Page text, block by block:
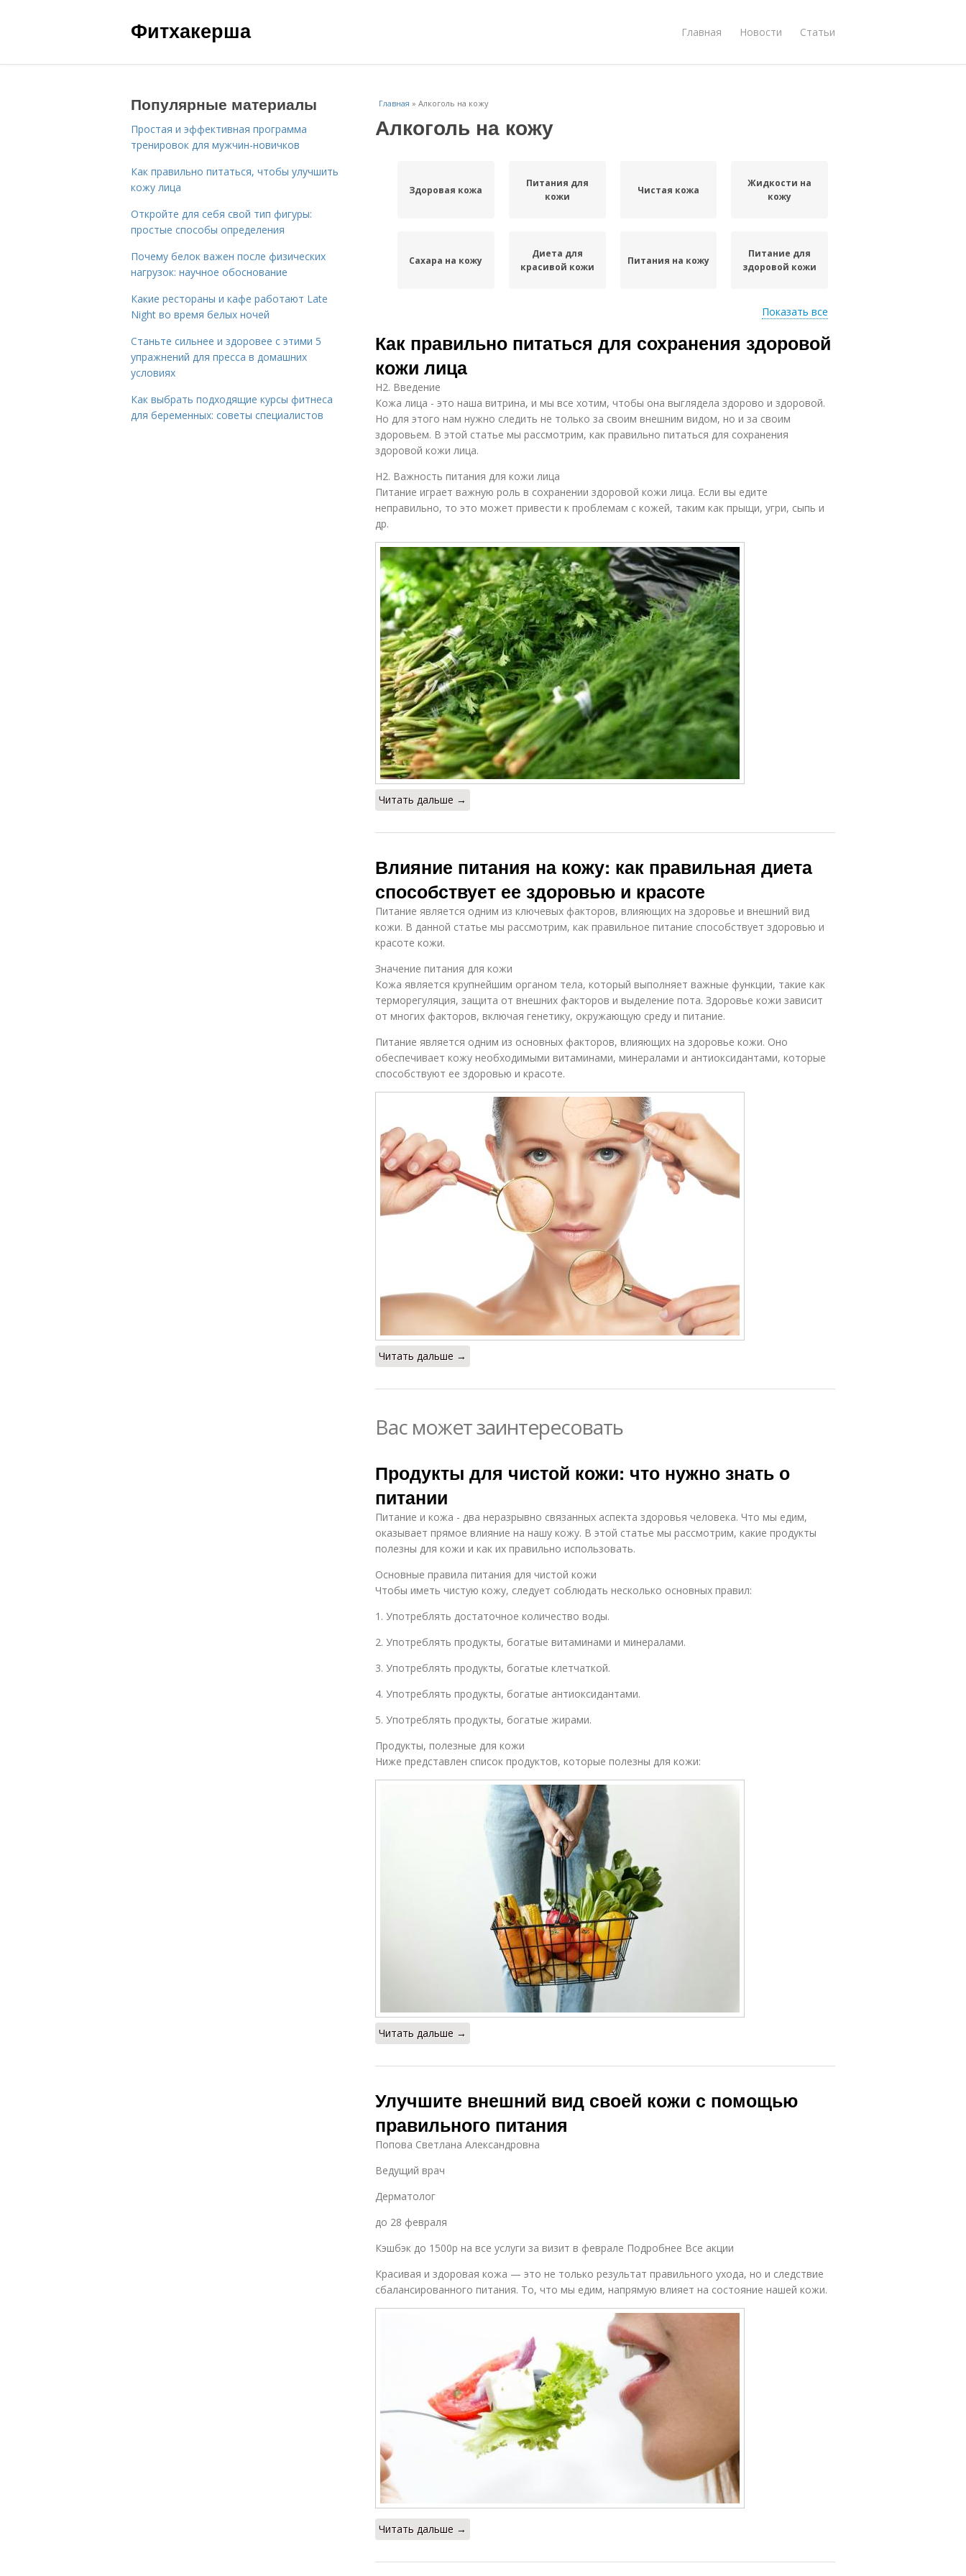
Фитхакерша Главная Новости Статьи
Главная » Алкоголь на кожу
Алкоголь на кожу
Здоровая кожа
Питания для
кожи
Чистая кожа
Жидкости на
кожу
Сахара на кожу
Диета для
красивой кожи
Питания на кожу
Питание для
здоровой кожи
здоровой кожи
здоровой кожи
жирной кожи
Питание для
сухой кожи
кожей
Воды на кожу
Показать все
Как правильно питаться для сохранения здоровой
кожи лица
H2. Введение
Кожа лица - это наша витрина, и мы все хотим, чтобы она выглядела здорово и здоровой.
Но для этого нам нужно следить не только за своим внешним видом, но и за своим
здоровьем. В этой статье мы рассмотрим, как правильно питаться для сохранения
здоровой кожи лица.
H2. Важность питания для кожи лица
Питание играет важную роль в сохранении здоровой кожи лица. Если вы едите
неправильно, то это может привести к проблемам с кожей, таким как прыщи, угри, сыпь и
др.
Читать дальше →
Влияние питания на кожу: как правильная диета
способствует ее здоровью и красоте
Питание является одним из ключевых факторов, влияющих на здоровье и внешний вид
кожи. В данной статье мы рассмотрим, как правильное питание способствует здоровью и
красоте кожи.
Значение питания для кожи
Кожа является крупнейшим органом тела, который выполняет важные функции, такие как
терморегуляция, защита от внешних факторов и выделение пота. Здоровье кожи зависит
от многих факторов, включая генетику, окружающую среду и питание.
Питание является одним из основных факторов, влияющих на здоровье кожи. Оно
обеспечивает кожу необходимыми витаминами, минералами и антиоксидантами, которые
способствуют ее здоровью и красоте.
Читать дальше →
Вас может заинтересовать
Продукты для чистой кожи: что нужно знать о
питании
Питание и кожа - два неразрывно связанных аспекта здоровья человека. Что мы едим,
оказывает прямое влияние на нашу кожу. В этой статье мы рассмотрим, какие продукты
полезны для кожи и как их правильно использовать.
Основные правила питания для чистой кожи
Чтобы иметь чистую кожу, следует соблюдать несколько основных правил:
1. Употреблять достаточное количество воды.
2. Употреблять продукты, богатые витаминами и минералами.
3. Употреблять продукты, богатые клетчаткой.
4. Употреблять продукты, богатые антиоксидантами.
5. Употреблять продукты, богатые жирами.
Продукты, полезные для кожи
Ниже представлен список продуктов, которые полезны для кожи:
Читать дальше →
Улучшите внешний вид своей кожи с помощью
правильного питания
Попова Светлана Александровна
Ведущий врач
Дерматолог
до 28 февраля
Кэшбэк до 1500р на все услуги за визит в феврале Подробнее Все акции
Красивая и здоровая кожа — это не только результат правильного ухода, но и следствие
сбалансированного питания. То, что мы едим, напрямую влияет на состояние нашей кожи.
Читать дальше →
Популярные материалы
Простая и эффективная программа
тренировок для мужчин-новичков
Как правильно питаться, чтобы улучшить
кожу лица
Откройте для себя свой тип фигуры:
простые способы определения
Почему белок важен после физических
нагрузок: научное обоснование
Какие рестораны и кафе работают Late
Night во время белых ночей
Станьте сильнее и здоровее с этими 5
упражнений для пресса в домашних
условиях
Как выбрать подходящие курсы фитнеса
для беременных: советы специалистов